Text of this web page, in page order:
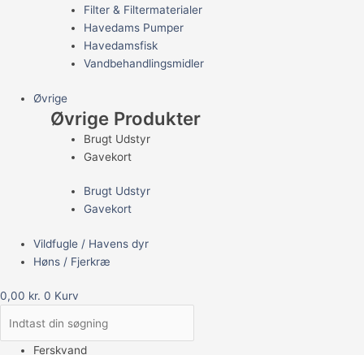
Filter & Filtermaterialer
Havedams Pumper
Havedamsfisk
Vandbehandlingsmidler
Øvrige
Øvrige Produkter
Brugt Udstyr
Gavekort
Brugt Udstyr
Gavekort
Vildfugle / Havens dyr
Høns / Fjerkræ
0,00 kr. 0 Kurv
Ferskvand